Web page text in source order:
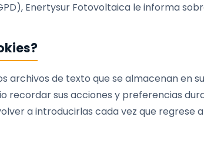
Enertysur Fotovoltaica le informa
archivos de texto que se almacenan en
recordar sus acciones y preferencias
a introducirlas cada vez que regrese